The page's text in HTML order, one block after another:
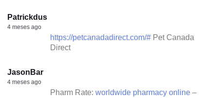
Patrickdus
4 meses ago
https://petcanadadirect.com/# Pet Canada
Direct
JasonBar
4 meses ago
Pharm Rate: worldwide pharmacy online –